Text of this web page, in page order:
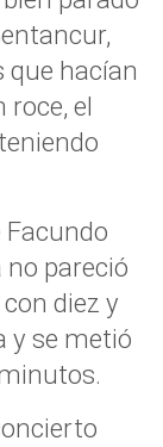
que hacían
roce, el
Facundo
no pareció
diez y
y se metió